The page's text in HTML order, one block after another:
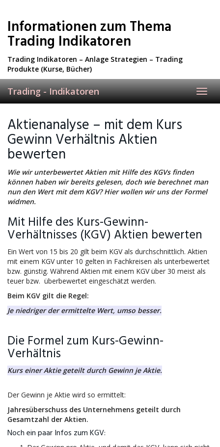
main
content
Informationen zum Thema
Trading Indikatoren
Trading Indikatoren – Anlage Strategien – Trading
Produkte (Kurse, Bücher)
Trading - Indikatoren
Aktienanalyse – mit dem Kurs
Gewinn Verhältnis Aktien
bewerten
Wie wir unterbewertet Aktien mit Hilfe des KGVs finden
können haben wir bereits gelesen, doch wie berechnet man
nun den Wert mit dem KGV? Hier wollen wir uns der Formel
widmen.
Mit Hilfe des Kurs-Gewinn-
Verhältnisses (KGV) Aktien bewerten
Ein Wert von 15 bis 20 gilt beim KGV als durchschnittlich. Aktien
mit einem KGV unter 10 gelten in Fachkreisen als unterbewertet
bzw. günstig. Während Aktien mit einem KGV über 30 meist als
teuer bzw. überbewertet eingeschätzt werden.
Beim KGV gilt die Regel:
Je niedriger der ermittelte Wert, umso besser.
Die Formel zum Kurs-Gewinn-
Verhältnis
Kurs einer Aktie geteilt durch Gewinn je Aktie.
Der Gewinn je Aktie wird so ermittelt:
Jahresüberschuss des Unternehmens geteilt durch
Gesamtzahl der Aktien.
Noch ein paar Infos zum KGV: